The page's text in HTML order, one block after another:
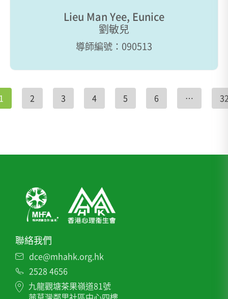
Lieu Man Yee, Eunice
劉敏兒
導師編號：090513
2 3 4 5 6 …
聯絡我們
dce@mhahk.org.hk
2528 4656
九龍觀塘茶果嶺道81號